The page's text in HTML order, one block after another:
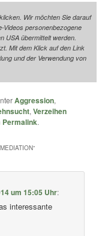
Wir möchten Sie darauf
Videos personenbezogene
USA übermittelt werden.
Mit dem Klick auf den Link
und der Verwendung von
Aggression,
,Verzeihen
Permalink.
“
um 15:05 Uhr:
interessante